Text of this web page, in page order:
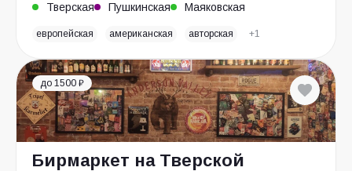
Тверская Пушкинская Маяковская
европейская американская авторская +1
до 1500 ₽
Бирмаркет на Тверской